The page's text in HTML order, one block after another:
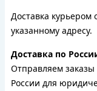
Доставка курьером
указанному адресу.
Доставка по
Отправляем заказы
России для